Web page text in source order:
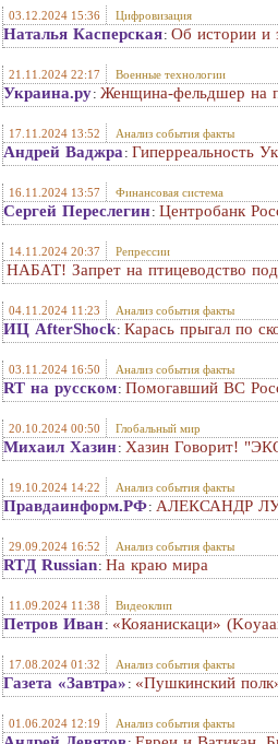
03.12.2024 15:36 Цифровизация
Наталья Касперская: Об истории и
21.11.2024 22:17 Военные технологии
Украина.ру: Женщина-фельдшер на
17.11.2024 13:52 Анализ события факты
Андрей Ваджра : Гиперреальность
16.11.2024 13:57 Финансовая система
Сергей Переслегин: Центробанк
14.11.2024 20:37 Репрессии
НАБАТ! Запрет на птицеводство
04.11.2024 11:23 Анализ события факты
ИЦ AfterShock: Карась прыгал по
03.11.2024 16:50 Анализ события факты
RT на русском: Помогавший ВС
20.10.2024 00:50 Глобальный мир
Михаил Хазин: Хазин Говорит!
19.10.2024 14:22 Анализ события факты
Правдаинформ.РФ: АЛЕКСАНДР
29.09.2024 16:52 Анализ события факты
RTД Russian: На краю мира
11.09.2024 11:38 Видеоклип
Петров Иван: «Кояанискаци»
17.08.2024 01:32 Анализ события факты
Газета «Завтра» : «Пушкинский
01.06.2024 12:19 Анализ события факты